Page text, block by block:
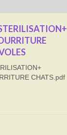
CHATS.pdf